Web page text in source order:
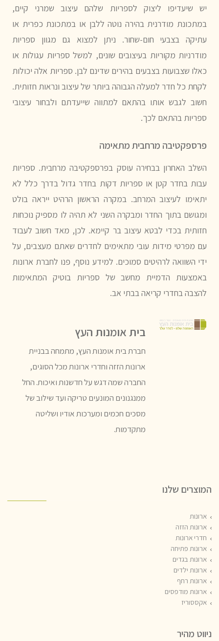
יש שיעדיפו ליצוק לספריות שלהם עיצוב שמרני קיים,
במתכונת מודרנית בהירה נוטה ללבן או במתכונת כפרית או
עתיקה בצבעי חום-שחור. ניתן למצוא גם מגוון ספריות
מודרניות מקוריות בעיצובים שונים, למשל ספריות עגולות או
כאלו שצבועות בצבעים בהירים שדינם לבן. ספריות אלה יכולות
לקחת כל חדר למעלה הגבוהה ביותר של עיצוב ונראות חזותית.
חשוב לגבש אותו בהתאם למתווה שייעדתם ולבחור עיצובי
ספריות בהתאם לכך.
פרספקטיבה מרחבית מתאימה
השלב האחרון בבחירה עוסק בפרספקטיבה מרחבית. ספריות
עבות בחדר קטן או ספריות דקות בחדר גדול בדרך כלל לא
יתאימו לעיצוב המרחב. במקרה הראשון הרהיט ייראה בולט
ומגושם בתוך החדר ומבקרה השני לא תהיה לו מספיק נוכחות
חזותית בכדי לבטא עיצוב בר קיימא. לכן, מאד חשוב לעבוד
עם מפרטי מידות עובי מתאימים לחדרים שאתם מעצבים, על
ידי השוואה לרהיטים סמוכים. למידע נוסף, פנו לחברת ארונות
באמצעות הדמיית מחשב של ספריות בוטיק המתאימות
להצבה בחדרי קריאה בבתי אב.
בית אומנות העץ
חברת בית אומנות העץ, מתמחה בבניית
ארונות הזזה וחדרי ארונות מכל הסוגים,
החברה שמה דגש על חדשנות ואיכות. החל
ממנגנונים המונעים טריקה ועד שילוב של
מסכים חכמים ומערכות אודיו ושליטה
מתקדמות.
המוצרים שלנו
ארונות
ארונות הזזה
חדרי ארונות
ארונות פתיחה
ארונות בגדים
ארונות ילדים
ארונות רחף
ארונות מודפסים
אקססוריז
ניווט מהיר